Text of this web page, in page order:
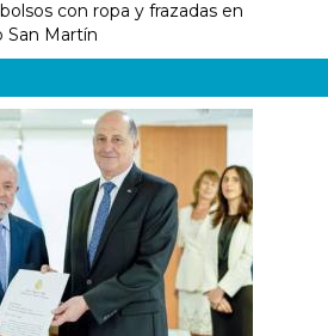
con ropa y frazadas en
San Martín